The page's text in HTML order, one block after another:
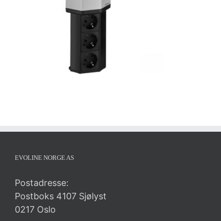
EVOLINE NORGE AS
Postadresse:
Postboks 4107 Sjølyst
0217 Oslo